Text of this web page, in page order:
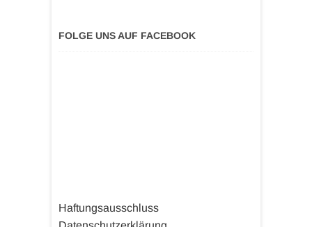
FOLGE UNS AUF FACEBOOK
Haftungsausschluss